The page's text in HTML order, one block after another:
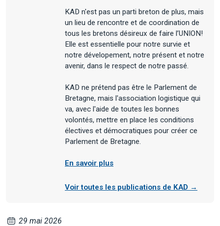
KAD n'est pas un parti breton de plus, mais
un lieu de rencontre et de coordination de
tous les bretons désireux de faire l’UNION!
Elle est essentielle pour notre survie et
notre dévelopement, notre présent et notre
avenir, dans le respect de notre passé.
KAD ne prétend pas être le Parlement de
Bretagne, mais l'association logistique qui
va, avec l'aide de toutes les bonnes
volontés, mettre en place les conditions
électives et démocratiques pour créer ce
Parlement de Bretagne.
En savoir plus
Voir toutes les publications de KAD →
29 mai 2026